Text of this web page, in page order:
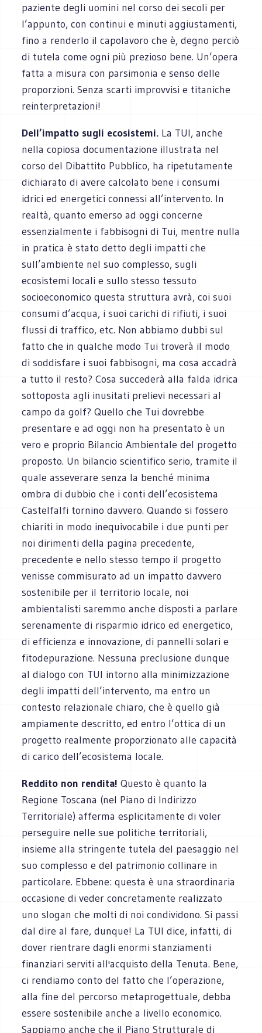
paziente degli uomini nel corso dei secoli per
l’appunto, con continui e minuti aggiustamenti,
fino a renderlo il capolavoro che è, degno perciò
di tutela come ogni più prezioso bene. Un’opera
fatta a misura con parsimonia e senso delle
proporzioni. Senza scarti improvvisi e titaniche
reinterpretazioni!
Dell’impatto sugli ecosistemi. La TUI, anche
nella copiosa documentazione illustrata nel
corso del Dibattito Pubblico, ha ripetutamente
dichiarato di avere calcolato bene i consumi
idrici ed energetici connessi all’intervento. In
realtà, quanto emerso ad oggi concerne
essenzialmente i fabbisogni di Tui, mentre nulla
in pratica è stato detto degli impatti che
sull’ambiente nel suo complesso, sugli
ecosistemi locali e sullo stesso tessuto
socioeconomico questa struttura avrà, coi suoi
consumi d’acqua, i suoi carichi di rifiuti, i suoi
flussi di traffico, etc. Non abbiamo dubbi sul
fatto che in qualche modo Tui troverà il modo
di soddisfare i suoi fabbisogni, ma cosa accadrà
a tutto il resto? Cosa succederà alla falda idrica
sottoposta agli inusitati prelievi necessari al
campo da golf? Quello che Tui dovrebbe
presentare e ad oggi non ha presentato è un
vero e proprio Bilancio Ambientale del progetto
proposto. Un bilancio scientifico serio, tramite il
quale asseverare senza la benché minima
ombra di dubbio che i conti dell’ecosistema
Castelfalfi tornino davvero. Quando si fossero
chiariti in modo inequivocabile i due punti per
noi dirimenti della pagina precedente,
precedente e nello stesso tempo il progetto
venisse commisurato ad un impatto davvero
sostenibile per il territorio locale, noi
ambientalisti saremmo anche disposti a parlare
serenamente di risparmio idrico ed energetico,
di efficienza e innovazione, di pannelli solari e
fitodepurazione. Nessuna preclusione dunque
al dialogo con TUI intorno alla minimizzazione
degli impatti dell’intervento, ma entro un
contesto relazionale chiaro, che è quello già
ampiamente descritto, ed entro l’ottica di un
progetto realmente proporzionato alle capacità
di carico dell’ecosistema locale.
Reddito non rendita!Questo è quanto la
Regione Toscana (nel Piano di Indirizzo
Territoriale) afferma esplicitamente di voler
perseguire nelle sue politiche territoriali,
insieme alla stringente tutela del paesaggio nel
suo complesso e del patrimonio collinare in
particolare. Ebbene: questa è una straordinaria
occasione di veder concretamente realizzato
uno slogan che molti di noi condividono. Si passi
dal dire al fare, dunque! La TUI dice, infatti, di
dover rientrare dagli enormi stanziamenti
finanziari serviti all'acquisto della Tenuta. Bene,
ci rendiamo conto del fatto che l’operazione,
alla fine del percorso metaprogettuale, debba
essere sostenibile anche a livello economico.
Sappiamo anche che il Piano Strutturale di